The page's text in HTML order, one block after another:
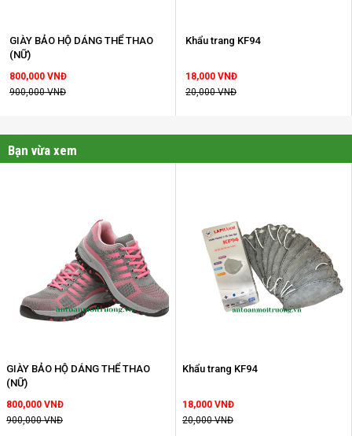
GIÀY BẢO HỘ DÁNG THỂ THAO
(NỮ)
800,000 VNĐ
900,000 VNĐ
Khẩu trang KF94
18,000 VNĐ
20,000 VNĐ
Bạn vừa xem
GIÀY BẢO HỘ DÁNG THỂ THAO
(NỮ)
800,000 VNĐ
900,000 VNĐ
Khẩu trang KF94
18,000 VNĐ
20,000 VNĐ